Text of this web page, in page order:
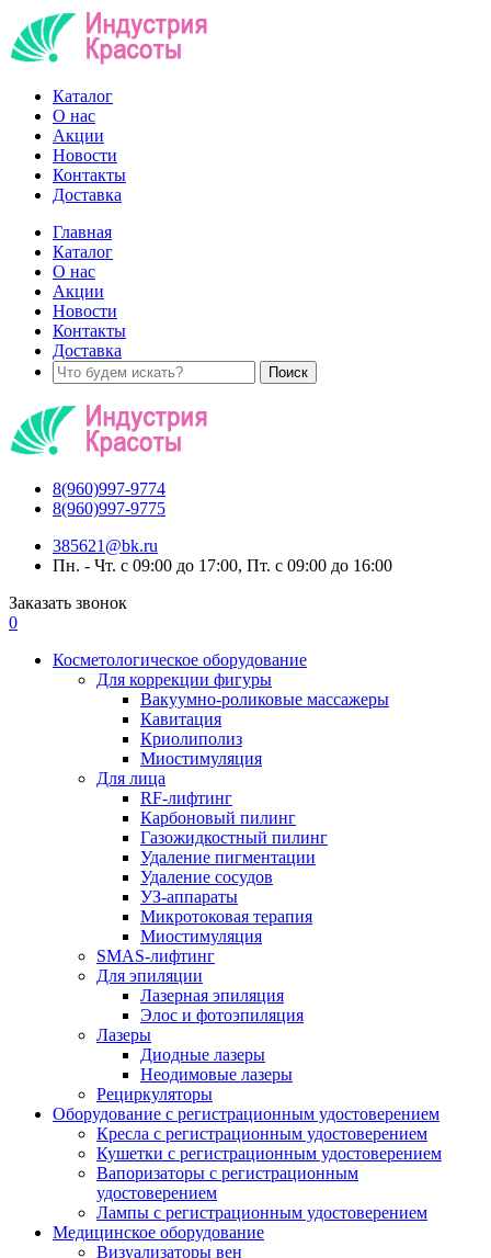
Каталог
О нас
Акции
Новости
Контакты
Доставка
Главная
Каталог
О нас
Акции
Новости
Контакты
Доставка
8(960)997-9774
8(960)997-9775
385621@bk.ru
Пн. - Чт. с 09:00 до 17:00, Пт. с 09:00 до 16:00
Заказать звонок
0
Косметологическое оборудование
Для коррекции фигуры
Вакуумно-роликовые массажеры
Кавитация
Криолиполиз
Миостимуляция
Для лица
RF-лифтинг
Карбоновый пилинг
Газожидкостный пилинг
Удаление пигментации
Удаление сосудов
УЗ-аппараты
Микротоковая терапия
Миостимуляция
SMAS-лифтинг
Для эпиляции
Лазерная эпиляция
Элос и фотоэпиляция
Лазеры
Диодные лазеры
Неодимовые лазеры
Рециркуляторы
Оборудование с регистрационным удостоверением
Кресла с регистрационным удостоверением
Кушетки с регистрационным удостоверением
Вапоризаторы с регистрационным
удостоверением
Лампы с регистрационным удостоверением
Медицинское оборудование
Визуализаторы вен